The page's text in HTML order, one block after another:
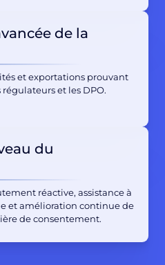
de la
et exportations prouvant
et les DPO.
du
réactive, assistance à
et amélioration continue de
de consentement.